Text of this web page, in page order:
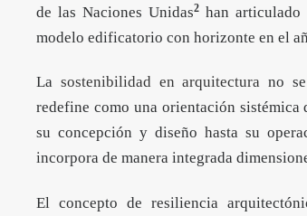
de las Naciones Unidas2 han articulado
modelo edificatorio con horizonte en el
La sostenibilidad en arquitectura no
redefine como una orientación
su concepción y diseño hasta su
incorpora de manera integrada
El concepto de resiliencia